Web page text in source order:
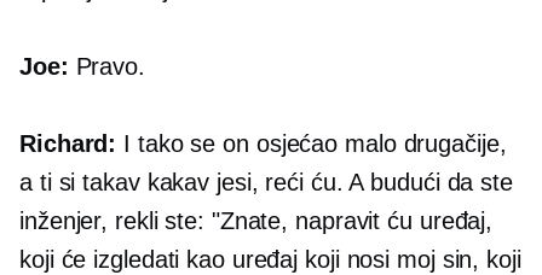
Joe: Pravo.
Richard: I tako se on osjećao malo drugačije,
a ti si takav kakav jesi, reći ću. A budući da ste
inženjer, rekli ste: "Znate, napravit ću uređaj,
koji će izgledati kao uređaj koji nosi moj sin, koji